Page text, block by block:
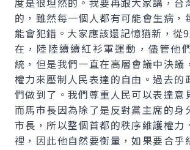
的，雖然每一個人都有可能會生病，
能會犯錯。大家應該還記憶猶新，從
在，陸陸續續紅衫軍運動，儘管他
統，但是我們一直在高層會議中決議
權力來壓制人民表達的自由。過去的
們做到了。我們尊重人民可以表達意
而馬市長因為除了是反對黨主席的身
市長，所以整個首都的秩序維護權力
裡，因此他自然要衡量，如果要合乎